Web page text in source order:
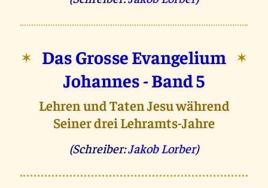
✶
Das Grosse Evangelium
Johannes - Band 5
✶
Lehren und Taten Jesu während
Seiner drei Lehramts-Jahre
(Schreiber:Jakob Lorber)